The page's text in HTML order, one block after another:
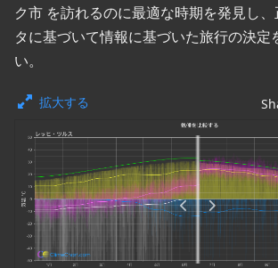
ク市 を訪れるのに最適な時期を発見し
タに基づいて情報に基づいた旅行の決定
い。
拡大する